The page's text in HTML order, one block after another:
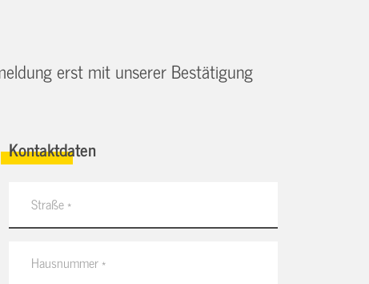
erst mit unserer Bestätigung
Kontaktdaten